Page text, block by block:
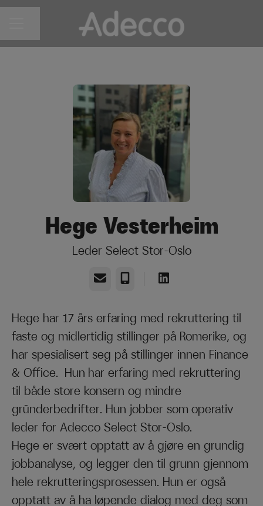
Hege Vesterheim
Leder Select Stor-Oslo
E-post Telefonnummer
Hege har 17 års erfaring med rekruttering til
faste og midlertidig stillinger på Romerike, og
har spesialisert seg på stillinger innen Finance
& Office. Hun har erfaring med rekruttering
til både store konsern og mindre
gründerbedrifter. Hun jobber som operativ
leder for Adecco Select Stor-Oslo.
Hege er svært opptatt av å gjøre en grundig
jobbanalyse, og legger den til grunn gjennom
hele rekrutteringsprosessen. Hun er også
opptatt av å ha løpende dialog med deg som